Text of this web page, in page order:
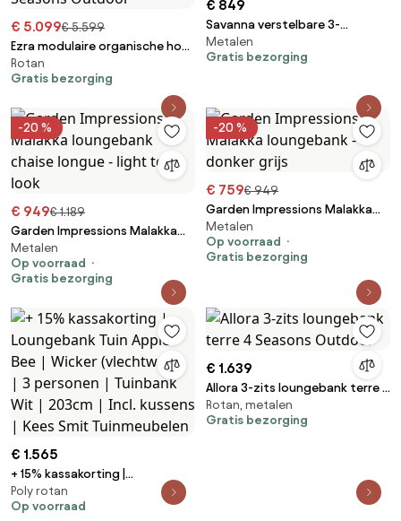
€ 5.099€ 5.599
Ezra modulaire organische hoek
loungeset 3 delig terre 4
Seasons Outdoor
Rotan
Gratis bezorging
€ 849
Savanna verstelbare 3-
zitsbank aluminium antraciet
Metalen
Gratis bezorging
-20 %
€ 949€ 1.189
Garden Impressions Malakka
loungebank chaise longue -
light teak look
Metalen
Op voorraad
Gratis bezorging
-20 %
€ 759€ 949
Garden Impressions Malakka
loungebank - donker grijs
Metalen
Op voorraad
Gratis bezorging
€ 1.565
+ 15% kassakorting |
Loungebank Tuin Apple Bee |
Wicker (vlechtwerk) | 3
Poly rotan
Op voorraad
€ 1.639
Allora 3-zits loungebank terre 4
Seasons Outdoor
Rotan, metalen
Gratis bezorging